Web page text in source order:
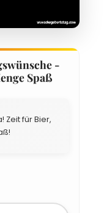
-
Spaß
Zeit für Bier,